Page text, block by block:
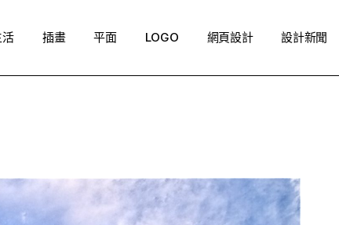
活 插畫 平面 LOGO 網頁設計 設計新聞